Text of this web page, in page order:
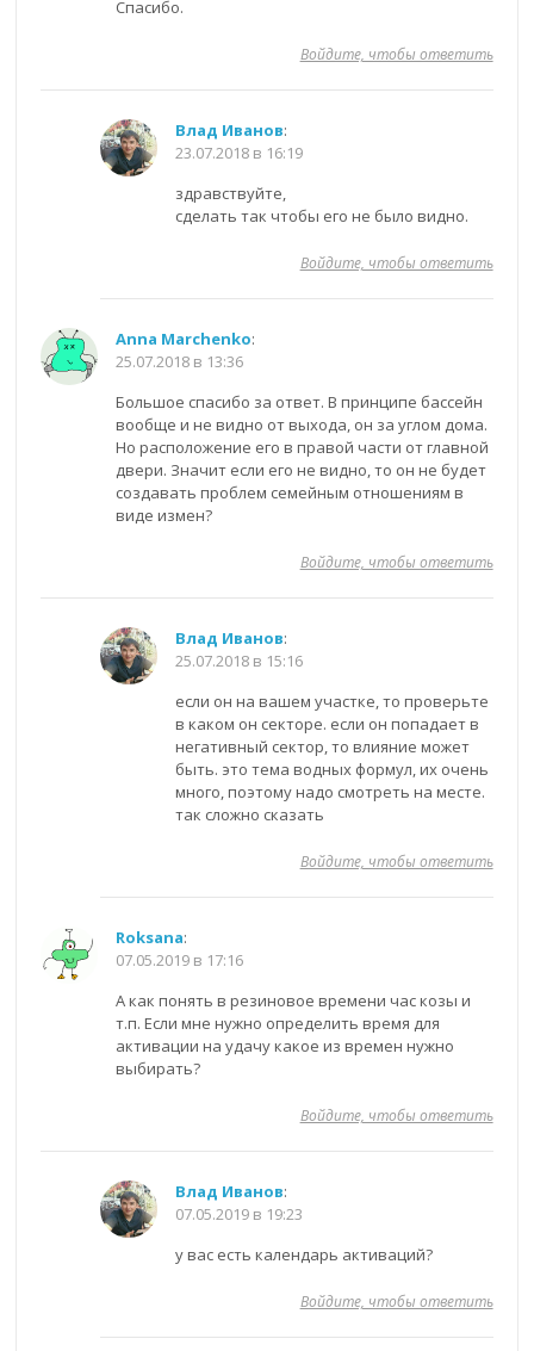
Спасибо.
Войдите, чтобы ответить
Влад Иванов:
23.07.2018 в 16:19
здравствуйте,
сделать так чтобы его не было видно.
Войдите, чтобы ответить
Anna Marchenko:
25.07.2018 в 13:36
Большое спасибо за ответ. В принципе бассейн
вообще и не видно от выхода, он за углом дома.
Но расположение его в правой части от главной
двери. Значит если его не видно, то он не будет
создавать проблем семейным отношениям в
виде измен?
Войдите, чтобы ответить
Влад Иванов:
25.07.2018 в 15:16
если он на вашем участке, то проверьте
в каком он секторе. если он попадает в
негативный сектор, то влияние может
быть. это тема водных формул, их очень
много, поэтому надо смотреть на месте.
так сложно сказать
Войдите, чтобы ответить
Roksana:
07.05.2019 в 17:16
А как понять в резиновое времени час козы и
т.п. Если мне нужно определить время для
активации на удачу какое из времен нужно
выбирать?
Войдите, чтобы ответить
Влад Иванов:
07.05.2019 в 19:23
у вас есть календарь активаций?
Войдите, чтобы ответить